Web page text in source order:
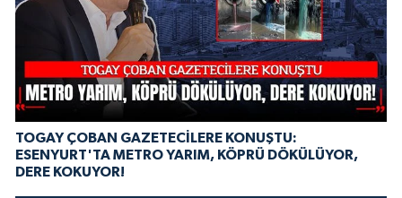
TOGAY ÇOBAN GAZETECİLERE KONUŞTU:
ESENYURT'TA METRO YARIM, KÖPRÜ DÖKÜLÜYOR,
DERE KOKUYOR!